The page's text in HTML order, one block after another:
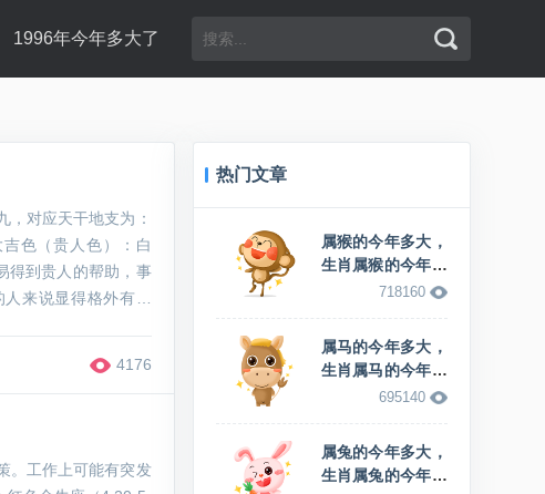
1996年今年多大了
，对应天干地支为：
色（贵人色）：白
得到贵人的帮助，事
来说显得格外有魅
4176
。工作上可能有突发
热门文章
属猴的今年多大，
生肖属猴的今年多
718160
属马的今年多大，
生肖属马的今年多
695140
属兔的今年多大，
生肖属兔的今年多